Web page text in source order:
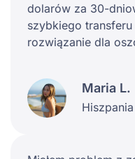
dolarów za 30-
szybkiego
rozwiązanie dla
Maria L.
Hiszpania